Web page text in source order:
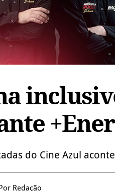
do Cine Azul
Redação